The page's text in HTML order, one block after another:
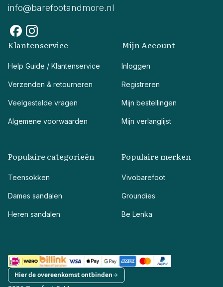
info@barefootandmore.nl
Klantenservice
Help Guide / Klantenservice
Verzenden & retourneren
Veelgestelde vragen
Algemene voorwaarden
Mijn Account
Inloggen
Registreren
Mijn bestellingen
Mijn verlanglijst
Populaire categorieën
Teensokken
Dames sandalen
Heren sandalen
Populaire merken
Vivobarefoot
Groundies
Be Lenka
Hier de overeenkomst ontbinden